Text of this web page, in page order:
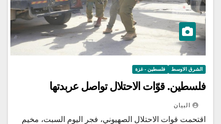
الشرق الاوسط فلسطين - غزة
فلسطين. قوّات الاحتلال تواصل عربدتها
البيان
اقتحمت قوات الاحتلال الصهيوني، فجر اليوم السبت، مخيم